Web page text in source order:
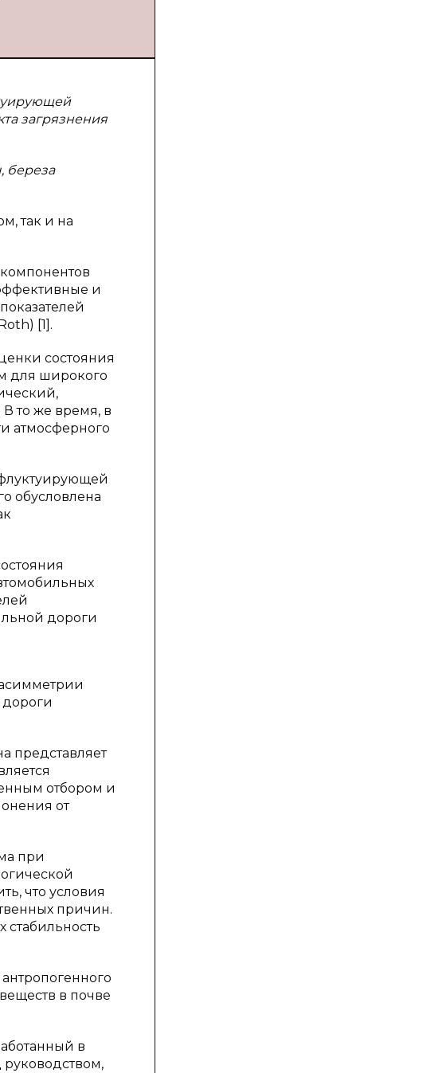
загрязнения
береза
так и на
и
[1].
состояния
для широкого
то же время, в
атмосферного
обусловлена
дороги
представляет
отбором и
от
при
что условия
причин.
стабильность
в почве
в